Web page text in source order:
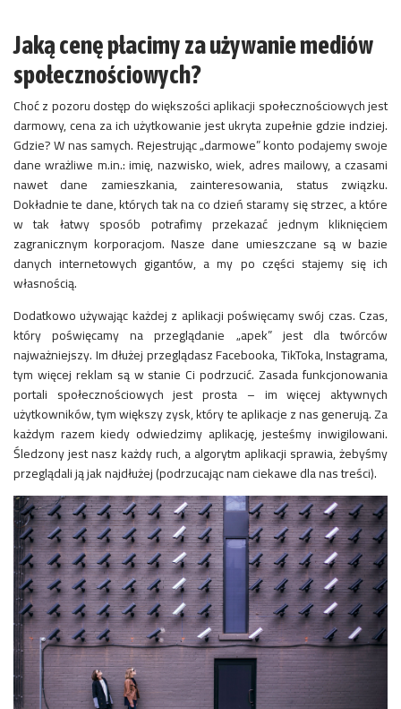
Jaką cenę płacimy za używanie mediów
społecznościowych?
Choć z pozoru dostęp do większości aplikacji społecznościowych jest
darmowy, cena za ich użytkowanie jest ukryta zupełnie gdzie indziej.
Gdzie? W nas samych. Rejestrując „darmowe” konto podajemy swoje
dane wrażliwe m.in.: imię, nazwisko, wiek, adres mailowy, a czasami
nawet dane zamieszkania, zainteresowania, status związku.
Dokładnie te dane, których tak na co dzień staramy się strzec, a które
w tak łatwy sposób potrafimy przekazać jednym kliknięciem
zagranicznym korporacjom. Nasze dane umieszczane są w bazie
danych internetowych gigantów, a my po części stajemy się ich
własnością.
Dodatkowo używając każdej z aplikacji poświęcamy swój czas. Czas,
który poświęcamy na przeglądanie „apek” jest dla twórców
najważniejszy. Im dłużej przeglądasz Facebooka, TikToka, Instagrama,
tym więcej reklam są w stanie Ci podrzucić. Zasada funkcjonowania
portali społecznościowych jest prosta – im więcej aktywnych
użytkowników, tym większy zysk, który te aplikacje z nas generują. Za
każdym razem kiedy odwiedzimy aplikację, jesteśmy inwigilowani.
Śledzony jest nasz każdy ruch, a algorytm aplikacji sprawia, żebyśmy
przeglądali ją jak najdłużej (podrzucając nam ciekawe dla nas treści).